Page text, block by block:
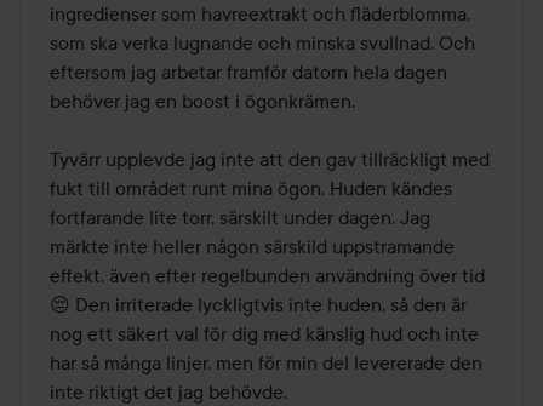
ingredienser som havreextrakt och fläderblomma,
som ska verka lugnande och minska svullnad. Och
eftersom jag arbetar framför datorn hela dagen
behöver jag en boost i ögonkrämen.
Tyvärr upplevde jag inte att den gav tillräckligt med
fukt till området runt mina ögon. Huden kändes
fortfarande lite torr, särskilt under dagen. Jag
märkte inte heller någon särskild uppstramande
effekt, även efter regelbunden användning över tid
😔 Den irriterade lyckligtvis inte huden, så den är
nog ett säkert val för dig med känslig hud och inte
har så många linjer, men för min del levererade den
inte riktigt det jag behövde.